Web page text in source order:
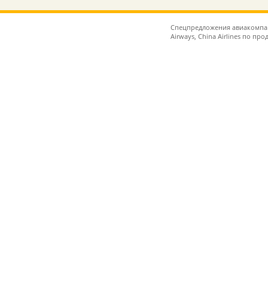
Спецпредложения
Airways, China Airlines по